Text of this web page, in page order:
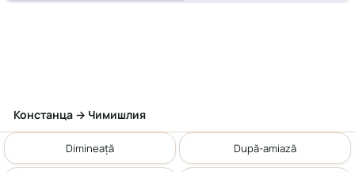
Констанца → Чимишлия
Dimineață După-amiază